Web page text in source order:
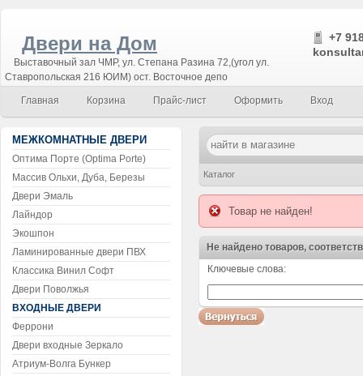
Двери на Дом
Выставочный зал ЧМР, ул. Степана Разина 72,(угол ул.
Ставропольская 216 ЮИМ) ост. Восточное депо
+7
Главная Корзина Прайс-лист Оформить Вход
Каталог
Товар не найден!
Не найдено товаров,
Воспользуйтесь поиском!
Ключевые слова:
МЕЖКОМНАТНЫЕ ДВЕРИ
Оптима Порте (Optima Porte)
Массив Ольхи, Дуба, Березы
Двери Эмаль
Лайндор
Экошпон
Ламинированные двери ПВХ
Классика Винил Софт
Двери Поволжья
ВХОДНЫЕ ДВЕРИ
Феррони
Двери входные Зеркало
Атриум-Волга Бункер